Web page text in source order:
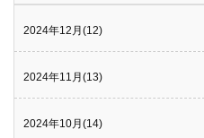
2024年12月(12)
2024年11月(13)
2024年10月(14)